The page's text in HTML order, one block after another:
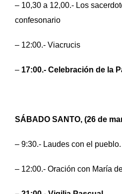
– 10,30 a 12,00.- Los
confesonario
– 12:00.- Viacrucis
– 17:00.- Celebración de la
SÁBADO SANTO, (26 de
– 9:30.- Laudes con el pueblo.
– 12:00.- Oración con María